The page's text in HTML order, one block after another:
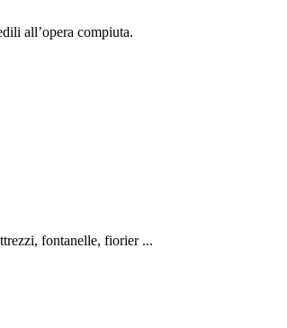
all’opera compiuta.
fontanelle, fiorier ...